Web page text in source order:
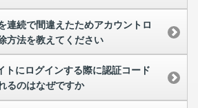
連続で間違えたためアカウントロ
方法を教えてください
トにログインする際に認証コード
るのはなぜですか